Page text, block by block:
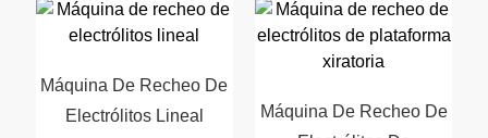
Máquina De Recheo De
Electrólitos Lineal
Máquina De Recheo De